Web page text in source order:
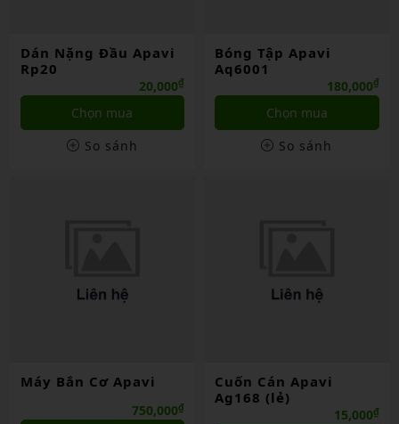
Dán Nặng Đầu Apavi
Rp20
20,000₫
Chọn mua
So sánh
Bóng Tập Apavi
Aq6001
180,000₫
Chọn mua
So sánh
Máy Bắn Cơ Apavi
750,000₫
Cuốn Cán Apavi
Ag168 (lẻ)
15,000₫